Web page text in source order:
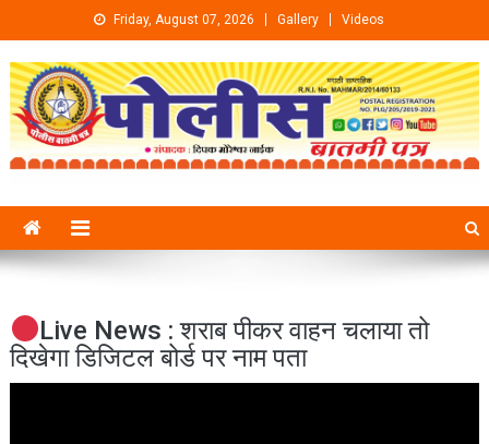
Skip to content Friday, August 07, 2026 Gallery Videos
Live News : शराब पीकर वाहन चलाया तो
दिखेगा डिजिटल बोर्ड पर नाम पता